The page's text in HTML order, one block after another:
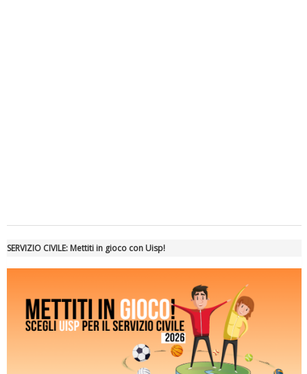
Tiziano Pesce a Radio InBlu2000 traccia il bilancio della stagione
SERVIZIO CIVILE: Mettiti in gioco con Uisp!